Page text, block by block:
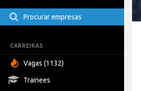
Procurar empresas
CARREIRAS
Vagas (1132)
Trainees